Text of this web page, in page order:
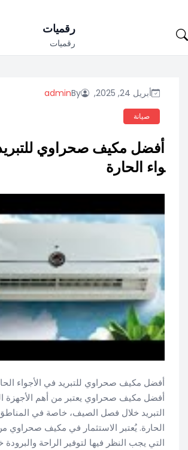
to
رقميات
رقميات
أبريل 24, 2025, By
admin
صيانة
أفضل مكيف صحراوي
واء الحارة
أفضل مكيف صحراوي للتبريد في الأجواء
أفضل مكيف صحراوي يعتبر من أهم الأجهزة
التبريد خلال فصل الصيف، خاصة في
الحارة. يُعتبر الاستثمار في مكيف صحراوي
التي يجب النظر فيها لتوفير الراحة والبرودة